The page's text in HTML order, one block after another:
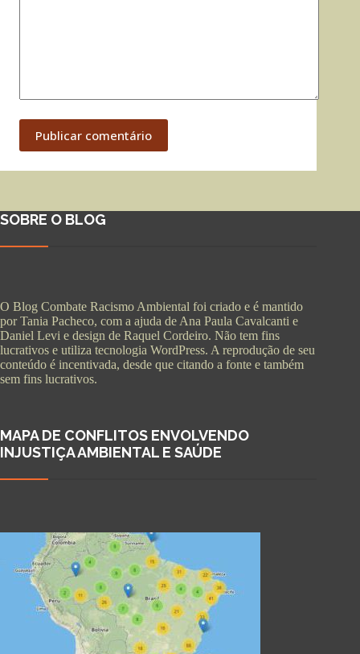
Publicar comentário
SOBRE O BLOG
O Blog Combate Racismo Ambiental foi criado e é mantido
por Tania Pacheco, com a ajuda de Ana Paula Cavalcanti e
Daniel Levi e design de Raquel Cordeiro. Não tem fins
lucrativos e utiliza tecnologia WordPress. A reprodução de seu
conteúdo é incentivada, desde que citando a fonte e também
sem fins lucrativos.
MAPA DE CONFLITOS ENVOLVENDO
INJUSTIÇA AMBIENTAL E SAÚDE